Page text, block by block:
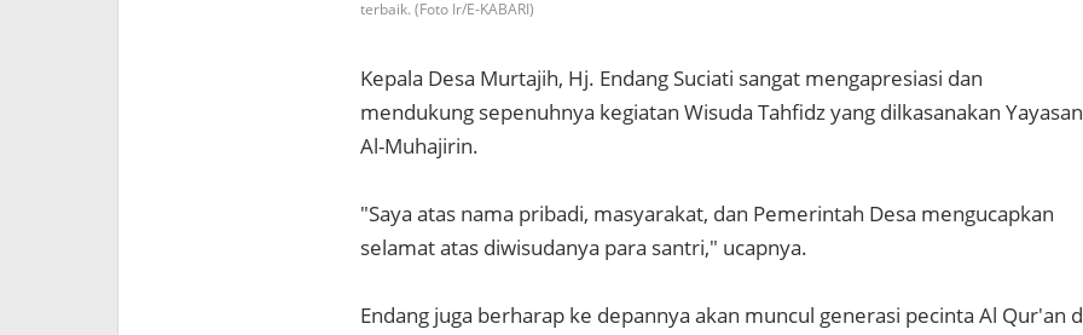
terbaik. (Foto Ir/E-KABARI)
Kepala Desa Murtajih, Hj. Endang Suciati sangat mengapresiasi dan
mendukung sepenuhnya kegiatan Wisuda Tahfidz yang dilkasanakan Yayasan
Al-Muhajirin.
"Saya atas nama pribadi, masyarakat, dan Pemerintah Desa mengucapkan
selamat atas diwisudanya para santri," ucapnya.
Endang juga berharap ke depannya akan muncul generasi pecinta Al Qur'an